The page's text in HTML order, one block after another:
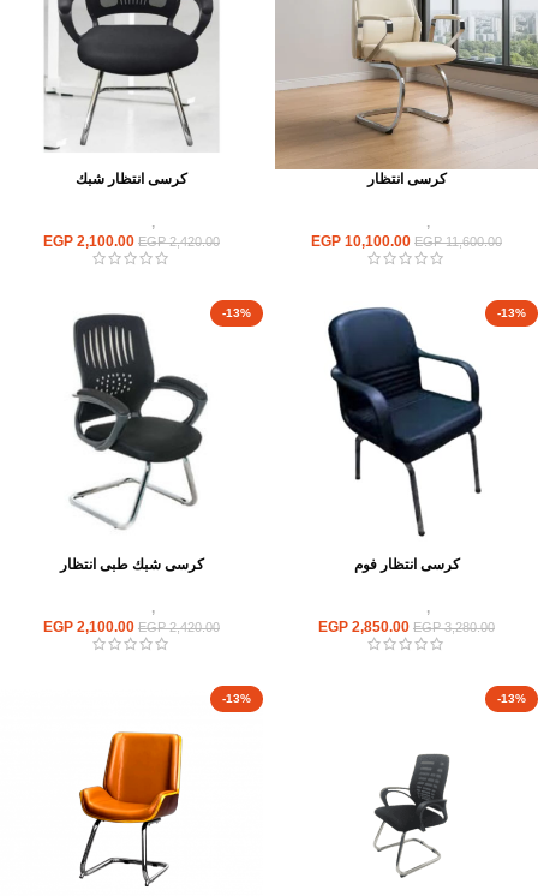
كرسى انتظار
,
EGP11,600.00
EGP 10,100.00
كرسى انتظار شبك
,
EGP2,420.00
EGP 2,100.00
-13%
كرسى انتظار فوم
,
EGP3,280.00
EGP 2,850.00
-13%
كرسى شبك طبى انتظار
,
EGP2,420.00
EGP 2,100.00
-13%
-13%